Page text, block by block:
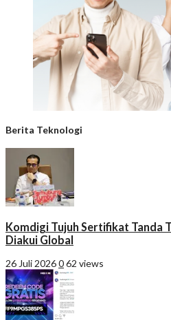
Berita Teknologi
Komdigi Tujuh Sertifikat Tanda
Diakui Global
26 Juli 2026062 views